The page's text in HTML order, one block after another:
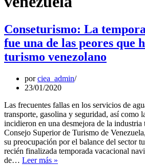
Conseturismo: La
fue una de las peores que
turismo venezolano
porciea_admin
23/01/2020
Las frecuentes fallas en los servicios de
transporte, gasolina y seguridad, así como
incidieron en una desmejora de la
Consejo Superior de Turismo de
su preocupación por el balance del sector
recién finalizada temporada vacacional
de… Leer más »